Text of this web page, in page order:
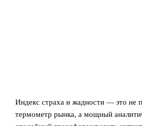
Индекс страха и жадности — это не
термометр рынка, а мощный